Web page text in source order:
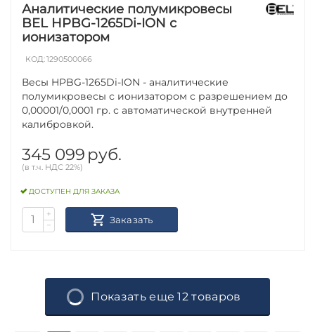
Аналитические полумикровесы
BEL HPBG-1265Di-ION с
ионизатором
КОД:1290500066
Весы HPBG-1265Di-ION - аналитические
полумикровесы с ионизатором с разрешением до
0,00001/0,0001 гр. с автоматической внутренней
калибровкой.
345 099 руб.
(в т.ч. НДС 22%)
ДОСТУПЕН ДЛЯ ЗАКАЗА
+
−
Заказать
Показать еще 12 товаров